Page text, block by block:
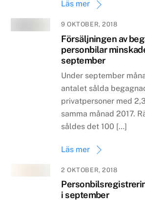
Läs mer
9 OKTOBER, 2018
Försäljningen av
personbilar
september
Under september
antalet sålda
privatpersoner med
samma månad 2017.
såldes det 100 […]
Läs mer
2 OKTOBER, 2018
i september